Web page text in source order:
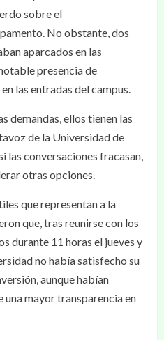
sobre el
No obstante, dos
aparcados en las
presencia de
las entradas del campus.
demandas, ellos tienen las
de la Universidad de
las conversaciones fracasan,
otras opciones.
que representan a la
que, tras reunirse con los
durante 11 horas el jueves y
no había satisfecho su
aunque habían
una mayor transparencia en